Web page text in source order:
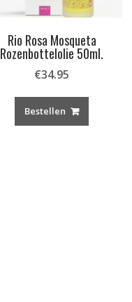
Rio Rosa Mosqueta
Rozenbottelolie 50ml.
€34.95
Bestellen